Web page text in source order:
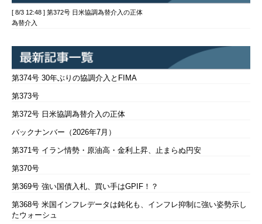
[ 8/3 12:48 ] 第372号 日米協調為替介入の正体
為替介入
第374号 30年ぶりの協調介入とFIMA
第373号
第372号 日米協調為替介入の正体
バックナンバー（2026年7月）
第371号 イラン情勢・原油高・金利上昇、止まらぬ円安
第370号
第369号 強い国債入札、買い手はGPIF！？
第368号 米国インフレデータは鈍化も、インフレ抑制に強い姿勢示し
たウォーシュ